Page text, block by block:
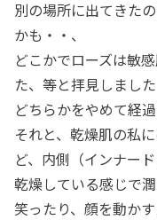
別の場所に出てきた
かも・・、
どこかでローズは敏
た、等と拝見しました
どちらかをやめて経
それと、乾燥肌の私
ど、内側（インナー
乾燥している感じで
笑ったり、顔を動か